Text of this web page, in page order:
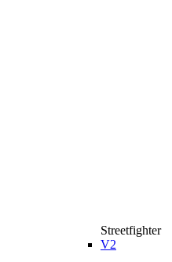
Streetfighter
V2